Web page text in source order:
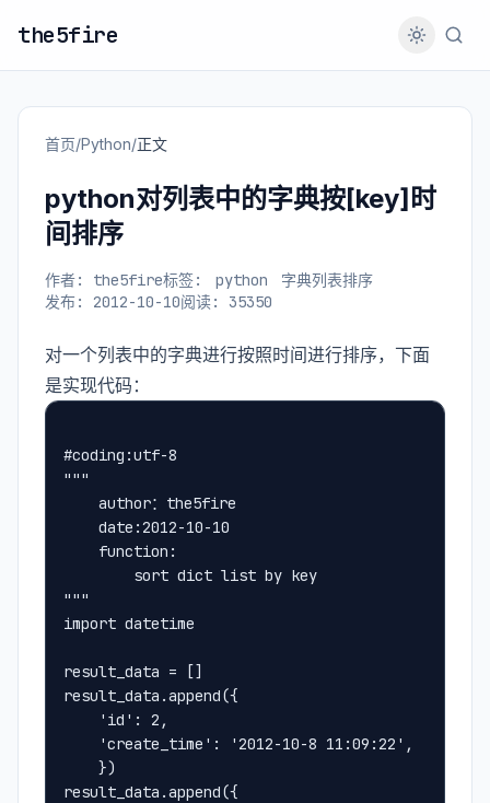
the5fire
首页/Python/正文
python对列表中的字典按[key]时
间排序
作者: the5fire标签: python
字典列表排序
发布: 2012-10-10阅读: 35350
对一个列表中的字典进行按照时间进行排序，下面
是实现代码：
#coding:utf-8
"""
    author：the5fire
    date:2012-10-10
    function:
        sort dict list by key
"""
import datetime
result_data = []
result_data.append({
    'id': 2,
    'create_time': '2012-10-8 11:09:22',
	})
result_data.append({